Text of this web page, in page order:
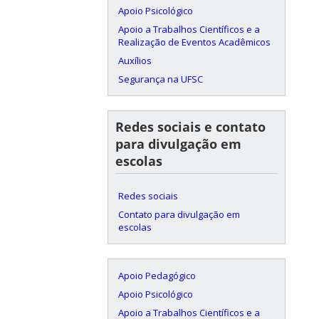
Apoio Psicológico
Apoio a Trabalhos Científicos e a
Realização de Eventos Acadêmicos
Auxílios
Segurança na UFSC
Redes sociais e contato
para divulgação em
escolas
Redes sociais
Contato para divulgação em
escolas
Apoio Pedagógico
Apoio Psicológico
Apoio a Trabalhos Científicos e a